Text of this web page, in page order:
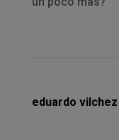
eduardo vilchez